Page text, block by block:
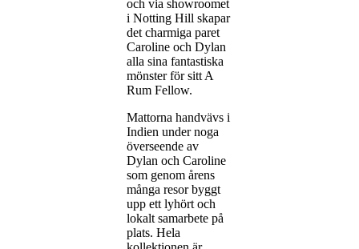
och via showroomet
i Notting Hill skapar
det charmiga paret
Caroline och Dylan
alla sina fantastiska
mönster för sitt A
Rum Fellow.
Mattorna handvävs i
Indien under noga
överseende av
Dylan och Caroline
som genom årens
många resor byggt
upp ett lyhört och
lokalt samarbete på
plats. Hela